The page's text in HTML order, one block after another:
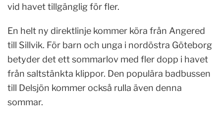
vid havet tillgänglig för fler.
En helt ny direktlinje kommer köra från Angered
till Sillvik. För barn och unga i nordöstra Göteborg
betyder det ett sommarlov med fler dopp i havet
från saltstänkta klippor. Den populära badbussen
till Delsjön kommer också rulla även denna
sommar.